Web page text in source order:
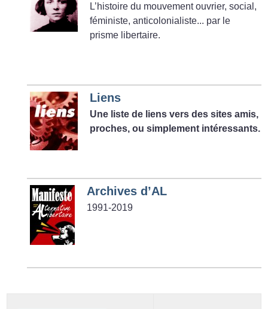
L’histoire du mouvement ouvrier, social,
féministe, anticolonialiste... par le
prisme libertaire.
Liens
Une liste de liens vers des sites amis,
proches, ou simplement intéressants.
Archives d’AL
1991-2019